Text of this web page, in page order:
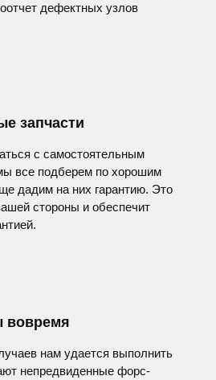
дефектных узлов
запчасти
с самостоятельным
все подберем по хорошим
дадим на них гарантию. Это
стороны и обеспечит
вовремя
нам удается выполнить
непредвиденные форс-